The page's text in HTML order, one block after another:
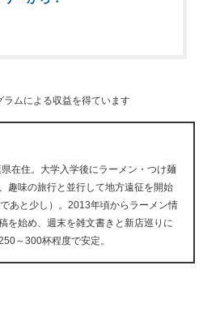
ムによる収益を得ています
在住。大学入学後にラーメン・つけ麺
趣味の旅行と並行して地方遠征を開始
であと少し）。2013年頃からラーメン情
を始め、週末を雑文書きと新店巡りに
～300杯程度で安定。